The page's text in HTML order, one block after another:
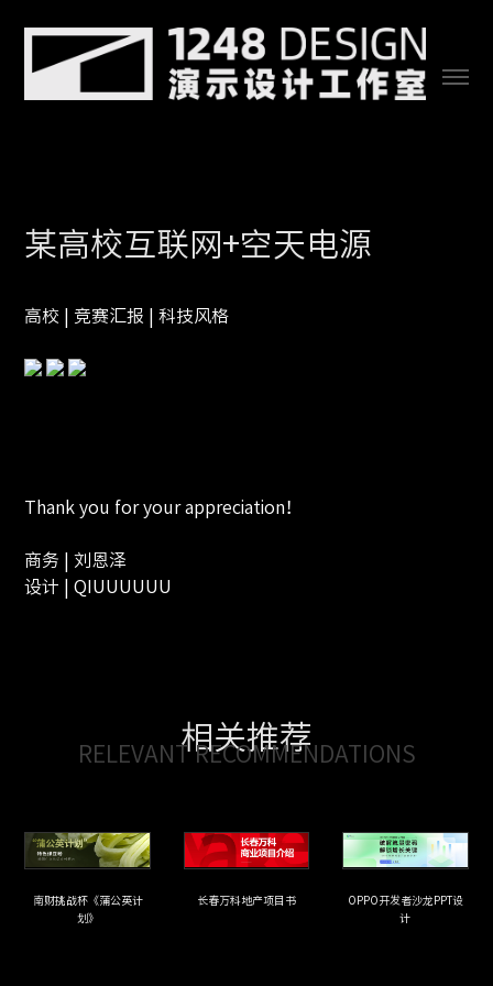
某高校互联网+空天电源
高校 | 竞赛汇报 | 科技风格
Thank you for your appreciation！
商务 | 刘恩泽
设计 | QIUUUUUU
相关推荐
RELEVANT RECOMMENDATIONS
南财挑战杯《蒲公英计
划》
长春万科地产项目书
OPPO开发者沙龙PPT设
计